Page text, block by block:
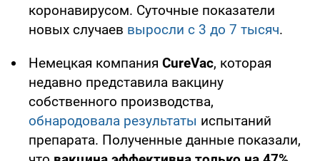
коронавирусом. Суточные показатели
новых случаев выросли с 3 до 7 тысяч.
Немецкая компания CureVac, которая
недавно представила вакцину
собственного производства,
обнародовала результаты испытаний
препарата. Полученные данные показали,